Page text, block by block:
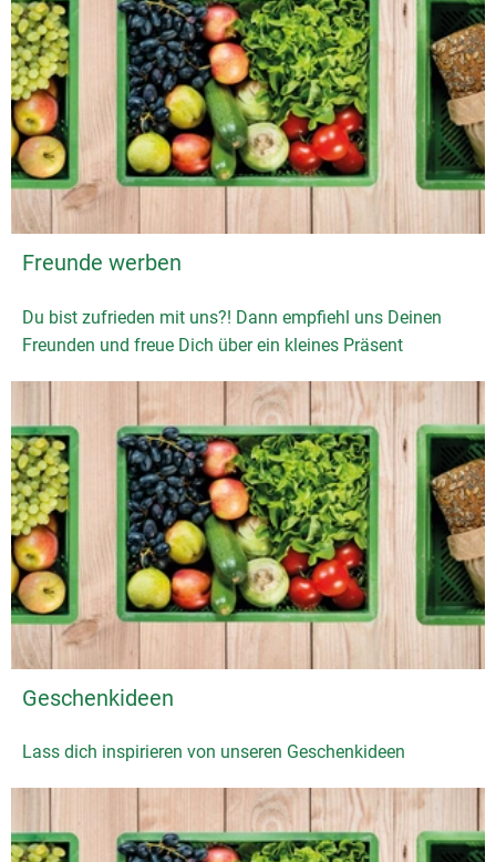
Freunde werben
Du bist zufrieden mit uns?! Dann empfiehl uns Deinen
Freunden und freue Dich über ein kleines Präsent
Geschenkideen
Lass dich inspirieren von unseren Geschenkideen